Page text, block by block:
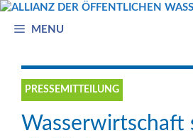
Zum
Inhalt
MENU
PRESSEMITTEILUNG
Wasserwirtschaft